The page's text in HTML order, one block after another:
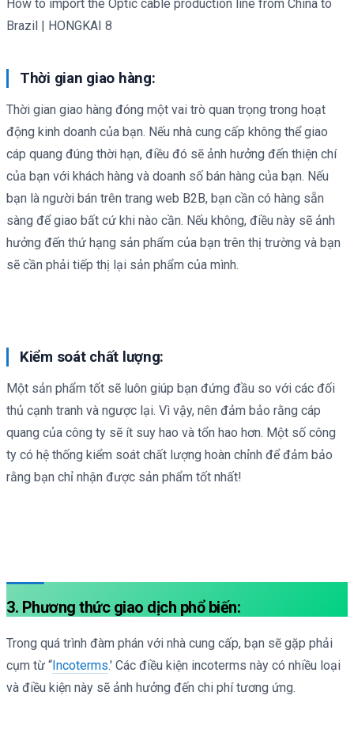
How to import the Optic cable production line from China to
Brazil | HONGKAI 8
Thời gian giao hàng:
Thời gian giao hàng đóng một vai trò quan trọng trong hoạt
động kinh doanh của bạn. Nếu nhà cung cấp không thể giao
cáp quang đúng thời hạn, điều đó sẽ ảnh hưởng đến thiện chí
của bạn với khách hàng và doanh số bán hàng của bạn. Nếu
bạn là người bán trên trang web B2B, bạn cần có hàng sẵn
sàng để giao bất cứ khi nào cần. Nếu không, điều này sẽ ảnh
hưởng đến thứ hạng sản phẩm của bạn trên thị trường và bạn
sẽ cần phải tiếp thị lại sản phẩm của mình.
Kiểm soát chất lượng:
Một sản phẩm tốt sẽ luôn giúp bạn đứng đầu so với các đối
thủ cạnh tranh và ngược lại. Vì vậy, nên đảm bảo rằng cáp
quang của công ty sẽ ít suy hao và tổn hao hơn. Một số công
ty có hệ thống kiểm soát chất lượng hoàn chỉnh để đảm bảo
rằng bạn chỉ nhận được sản phẩm tốt nhất!
3. Phương thức giao dịch phổ biến:
Trong quá trình đàm phán với nhà cung cấp, bạn sẽ gặp phải
cụm từ “ Incoterms.' Các điều kiện incoterms này có nhiều loại
và điều kiện này sẽ ảnh hưởng đến chi phí tương ứng.